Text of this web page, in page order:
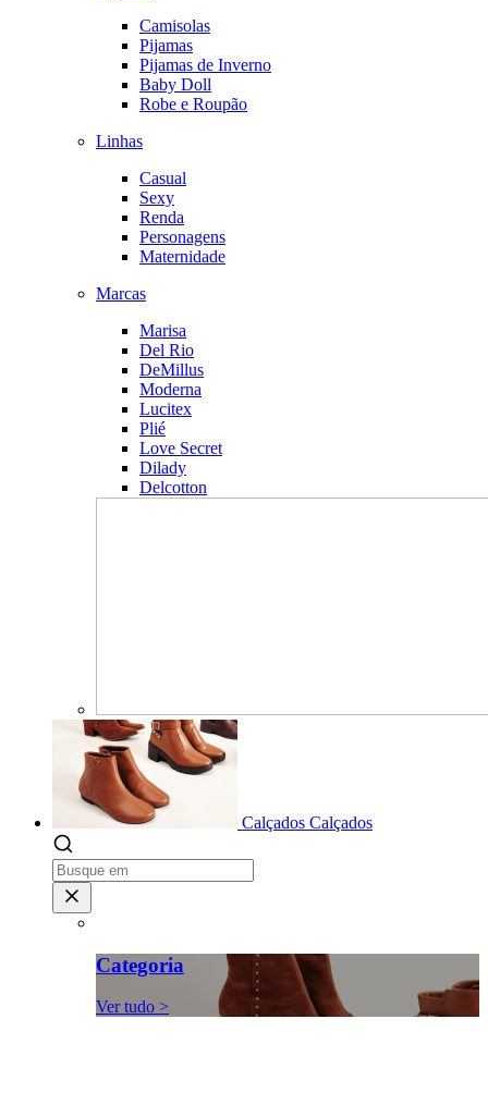
Camisolas
Pijamas
Pijamas de Inverno
Baby Doll
Robe e Roupão
Linhas
Casual
Sexy
Renda
Personagens
Maternidade
Marcas
Marisa
Del Rio
DeMillus
Moderna
Lucitex
Plié
Love Secret
Dilady
Delcotton
Calçados Calçados
Categoria
Ver tudo >